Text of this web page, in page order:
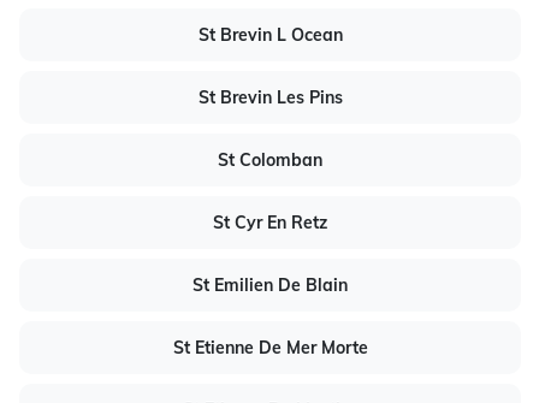
St Brevin L Ocean
St Brevin Les Pins
St Colomban
St Cyr En Retz
St Emilien De Blain
St Etienne De Mer Morte